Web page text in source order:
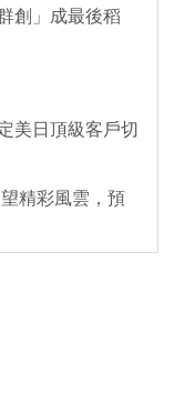
創」成最後稻
美日頂級客戶切
精彩風雲，預